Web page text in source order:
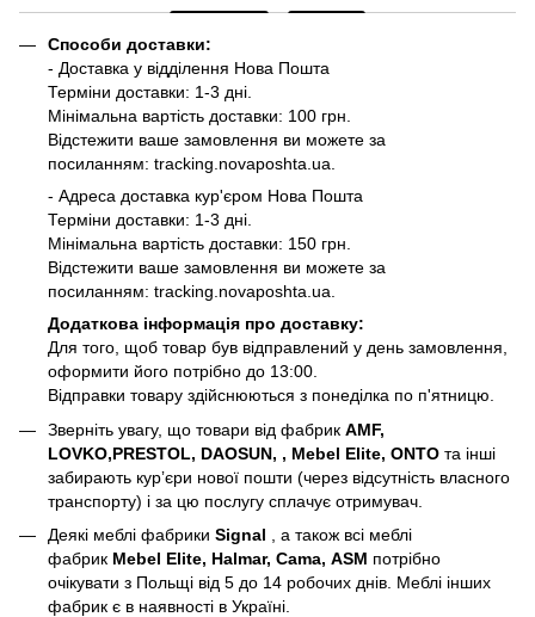
Способи доставки:
- Доставка у відділення Нова Пошта
Терміни доставки: 1-3 дні.
Мінімальна вартість доставки: 100 грн.
Відстежити ваше замовлення ви можете за
посиланням: tracking.novaposhta.ua.
- Адреса доставка кур'єром Нова Пошта
Терміни доставки: 1-3 дні.
Мінімальна вартість доставки: 150 грн.
Відстежити ваше замовлення ви можете за
посиланням: tracking.novaposhta.ua.
Додаткова інформація про доставку:
Для того, щоб товар був відправлений у день замовлення,
оформити його потрібно до 13:00.
Відправки товару здійснюються з понеділка по п'ятницю.
Зверніть увагу, що товари від фабрик AMF,
LOVKO,PRESTOL, DAOSUN, , Mebel Elite, ONTO та інші
забирають курʼєри нової пошти (через відсутність власного
транспорту) і за цю послугу сплачує отримувач.
Деякі меблі фабрики Signal , а також всі меблі
фабрик Mebel Elite, Halmar, Cama, ASM потрібно
очікувати з Польщі від 5 до 14 робочих днів. Меблі інших
фабрик є в наявності в Україні.